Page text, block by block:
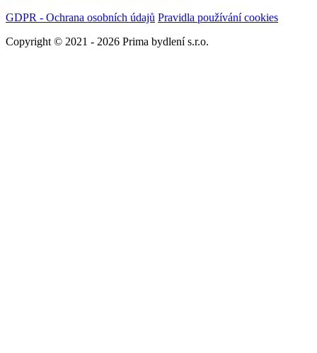
GDPR - Ochrana osobních údajů Pravidla používání cookies
Copyright © 2021 - 2026 Prima bydlení s.r.o.